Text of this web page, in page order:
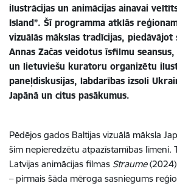
ilustrācijas un animācijas ainavai
Island”. Šī programma atklās
vizuālās mākslas tradīcijas,
Annas Začas veidotus īsfilmu
un lietuviešu kuratoru organizētu
paneļdiskusijas, labdarības izsoli
Japānā un citus pasākumus.
Pēdējos gados Baltijas vizuālā māksla
šim nepieredzētu atpazīstamības līmeni.
Latvijas animācijas filmas Straume
– pirmais šāda mēroga sasniegums